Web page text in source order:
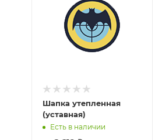
Шапка утепленная
(уставная)
Есть в наличии